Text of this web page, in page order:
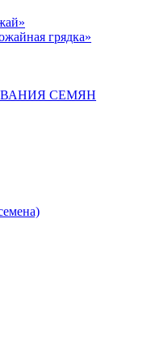
грядка»
СЕМЯН